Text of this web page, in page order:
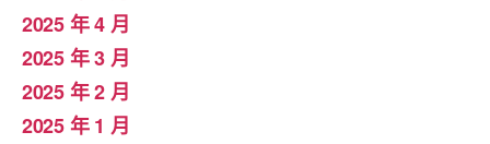
2025 年 4 月
2025 年 3 月
2025 年 2 月
2025 年 1 月